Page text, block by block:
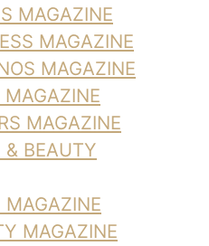
MAGAZINE
MAGAZINE
MAGAZINE
MAGAZINE
MAGAZINE
& BEAUTY
MAGAZINE